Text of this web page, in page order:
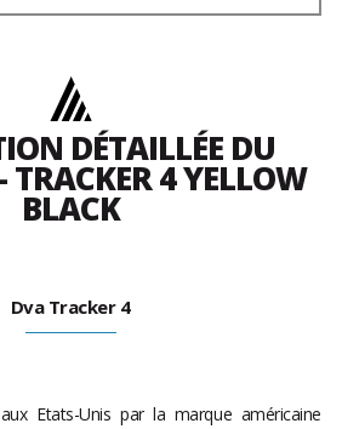
DÉTAILLÉE DU
4 YELLOW
BLACK
Dva Tracker 4
Etats-Unis par la marque américaine